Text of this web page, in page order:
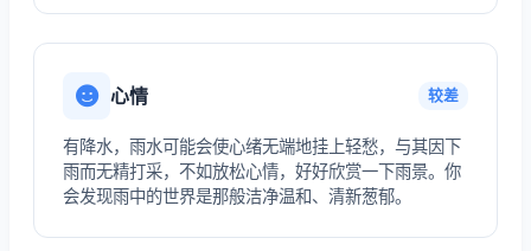
心情 较差
有降水，雨水可能会使心绪无端地挂上轻愁，与其因下
雨而无精打采，不如放松心情，好好欣赏一下雨景。你
会发现雨中的世界是那般洁净温和、清新葱郁。